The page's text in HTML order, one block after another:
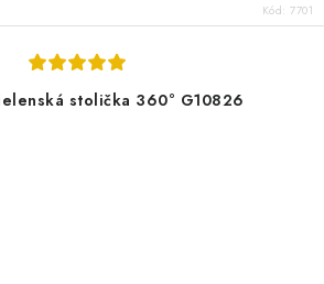
Kód: 7701
stolička 360° G10826